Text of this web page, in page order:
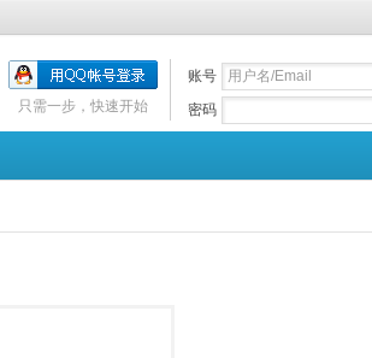
账号
密码
只需一步，快速开始